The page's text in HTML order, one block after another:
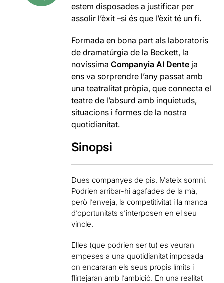
estem disposades a justificar per
assolir l’èxit –si és que l’èxit té un fi.
Formada en bona part als laboratoris
de dramatúrgia de la Beckett, la
novíssimaCompanyia Al Dente ja
ens va sorprendre l’any passat amb
una teatralitat pròpia, que connecta el
teatre de l’absurd amb inquietuds,
situacions i formes de la nostra
quotidianitat.
Sinopsi
Dues companyes de pis. Mateix somni.
Podrien arribar-hi agafades de la mà,
però l’enveja, la competitivitat i la manca
d’oportunitats s’interposen en el seu
vincle.
Elles (que podrien ser tu) es veuran
empeses a una quotidianitat imposada
on encararan els seus propis límits i
flirtejaran amb l’ambició. En una realitat